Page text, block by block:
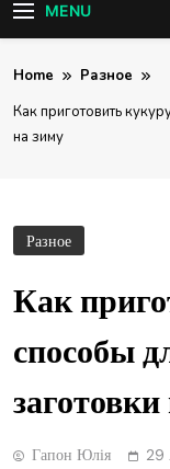
MENU
Home
Разное
Как приготовить
на зиму
Разное
Как
способы
Гапон Юлія 29